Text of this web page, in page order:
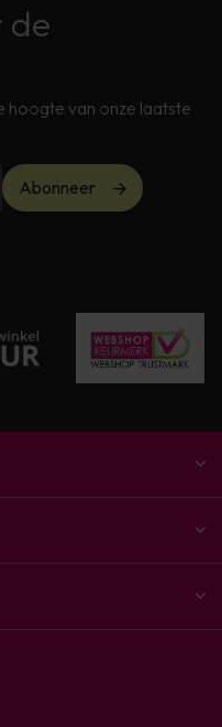
de
hoogte van onze laatste
Abonneer